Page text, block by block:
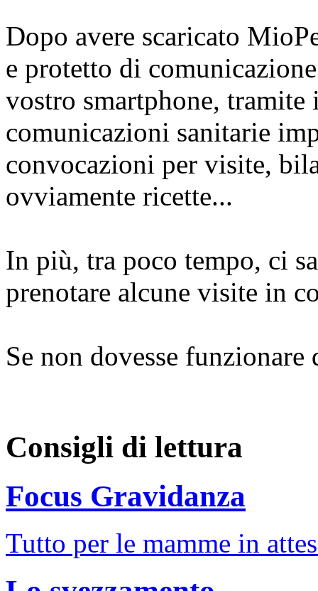
Dopo avere scaricato
e protetto di
vostro smartphone,
comunicazioni sanitarie
convocazioni per visite,
ovviamente ricette...
In più, tra poco tempo, ci
prenotare alcune visite in
Se non dovesse funzionare
Consigli di lettura
Focus Gravidanza
Tutto per le mamme in